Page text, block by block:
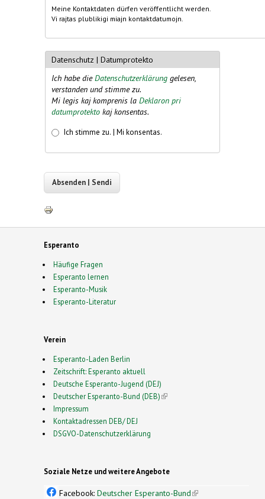
Meine Kontaktdaten dürfen veröffentlicht werden.
Vi rajtas plublikigi miajn kontaktdatumojn.
Datenschutz | Datumprotekto
Ich habe dieDatenschutzerklärung gelesen,
verstanden und stimme zu.
Mi legis kaj komprenis la Deklaron pri
datumprotekto kaj konsentas.
Datenschutz | Datumprotekto *
Ich stimme zu. | Mi konsentas.
Esperanto
Häufige Fragen
Esperanto lernen
Esperanto-Musik
Esperanto-Literatur
Verein
Esperanto-Laden Berlin
Zeitschrift: Esperanto aktuell
Deutsche Esperanto-Jugend (DEJ)
Deutscher Esperanto-Bund (DEB)(link is external)
Impressum
Kontaktadressen DEB/ DEJ
DSGVO-Datenschutzerklärung
Soziale Netze und weitere Angebote
Facebook: Deutscher Esperanto-Bund(link is